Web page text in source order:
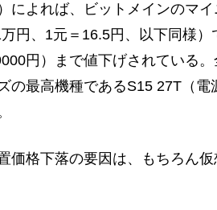
によれば、ビットメインのマ
円、1元＝16.5円、以下同様
円）まで値下げされている
の最高機種であるS15 27T（
価格下落の要因は、もちろん仮